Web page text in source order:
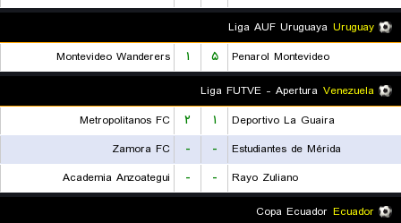
Uruguay
Liga AUF Uruguaya
Penarol Montevideo
۵ ۱
Montevideo Wanderers
Venezuela
Liga FUTVE - Apertura
Deportivo La Guaira
۱ ۲
Metropolitanos FC
Estudiantes de Mérida
-
-
Zamora FC
Rayo Zuliano
-
-
Academia Anzoategui
Ecuador
Copa Ecuador